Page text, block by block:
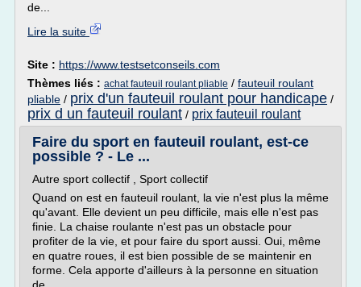
de...
Lire la suite
Site : https://www.testsetconseils.com
Thèmes liés : achat fauteuil roulant pliable / fauteuil roulant
pliable / prix d'un fauteuil roulant pour handicape /
prix d un fauteuil roulant / prix fauteuil roulant
Faire du sport en fauteuil roulant, est-ce
possible ? - Le ...
Autre sport collectif , Sport collectif
Quand on est en fauteuil roulant, la vie n'est plus la même
qu'avant. Elle devient un peu difficile, mais elle n'est pas
finie. La chaise roulante n'est pas un obstacle pour
profiter de la vie, et pour faire du sport aussi. Oui, même
en quatre roues, il est bien possible de se maintenir en
forme. Cela apporte d'ailleurs à la personne en situation